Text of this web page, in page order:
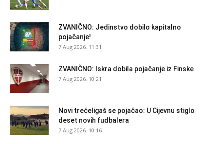
ZVANIČNO: Jedinstvo dobilo kapitalno
pojačanje!
7 Aug 2026. 11:31
ZVANIČNO: Iskra dobila pojačanje iz Finske
7 Aug 2026. 10:21
Novi trećeligaš se pojačao: U Cijevnu stiglo
deset novih fudbalera
7 Aug 2026. 10:16